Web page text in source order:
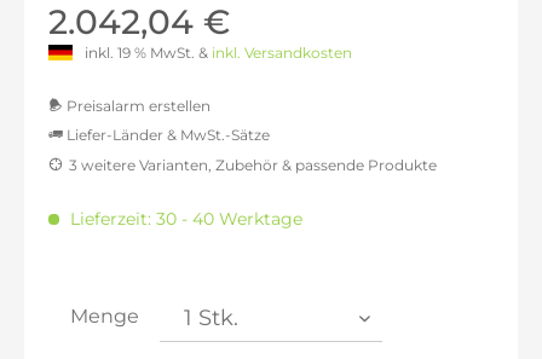
2.042,04 €
inkl. 19 % MwSt. & inkl. Versandkosten
Preisalarm erstellen
Liefer-Länder & MwSt.-Sätze
inkl. 16% MwSt.: 1.990,52 €
inkl. 21% MwSt.: 2.076,32 €
inkl. 22% MwSt.: 2.093,48 €
3 weitere Varianten, Zubehör & passende Produkte
Lieferzeit: 30 - 40 Werktage
Menge